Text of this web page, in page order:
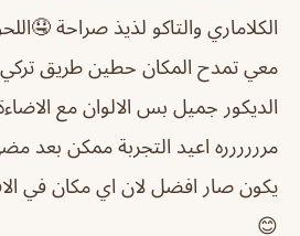
الكلاماري والتاكو لذيذ صراحة
معي تمدح المكان حطين طريق تركي
الديكور جميل بس الالوان مع
يكون صار افضل لان اي مكان في
😊